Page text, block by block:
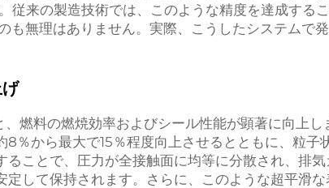
来の製造技術では、このような精度を達成する
無理はありません。実際、こうしたシステムで
燃料の燃焼効率およびシール性能が顕著に向上
％から最大で15％程度向上させるとともに、粒子
ことで、圧力が全接触面に均等に分散され、排
して保持されます。さらに、このような超平滑